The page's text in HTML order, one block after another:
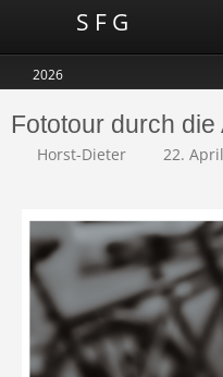
S F G
2026
Fototour durch
Horst-Dieter 22.